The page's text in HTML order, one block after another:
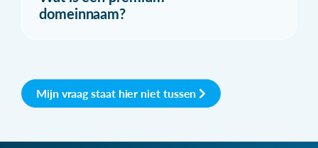
domeinnaam?
Mijn vraag staat hier niet tussen